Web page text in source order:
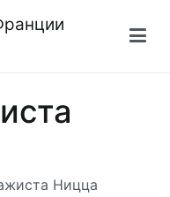
Ницца